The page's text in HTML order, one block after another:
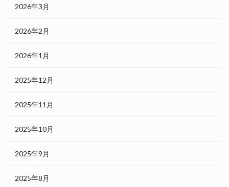
2026年3月
2026年2月
2026年1月
2025年12月
2025年11月
2025年10月
2025年9月
2025年8月